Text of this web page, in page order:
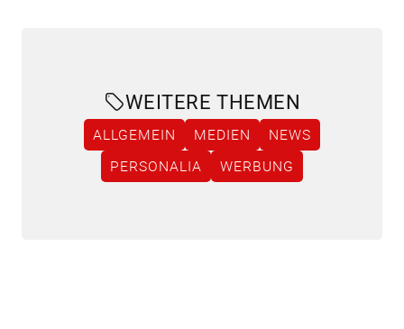
WEITERE THEMEN
ALLGEMEIN MEDIEN
NEWS
PERSONALIA
WERBUNG